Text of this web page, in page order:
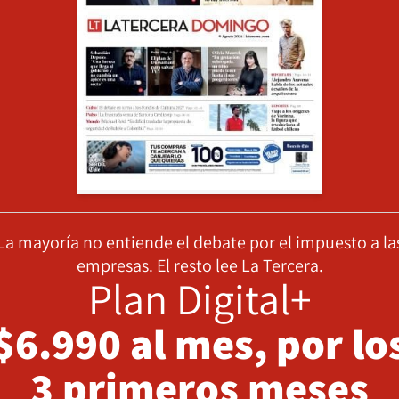
mayoría no entiende el debate por el impuesto a
empresas. El resto lee La Tercera.
Plan Digital+
al mes, por